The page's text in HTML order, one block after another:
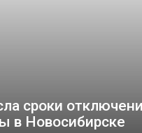
сроки
в Новосибирске